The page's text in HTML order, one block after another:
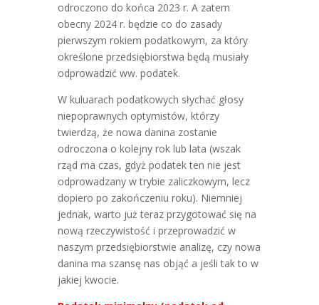
odroczono do końca 2023 r. A zatem
obecny 2024 r. będzie co do zasady
pierwszym rokiem podatkowym, za który
określone przedsiębiorstwa będą musiały
odprowadzić ww. podatek.
W kuluarach podatkowych słychać głosy
niepoprawnych optymistów, którzy
twierdzą, że nowa danina zostanie
odroczona o kolejny rok lub lata (wszak
rząd ma czas, gdyż podatek ten nie jest
odprowadzany w trybie zaliczkowym, lecz
dopiero po zakończeniu roku). Niemniej
jednak, warto już teraz przygotować się na
nową rzeczywistość i przeprowadzić w
naszym przedsiębiorstwie analizę, czy nowa
danina ma szansę nas objąć a jeśli tak to w
jakiej kwocie.